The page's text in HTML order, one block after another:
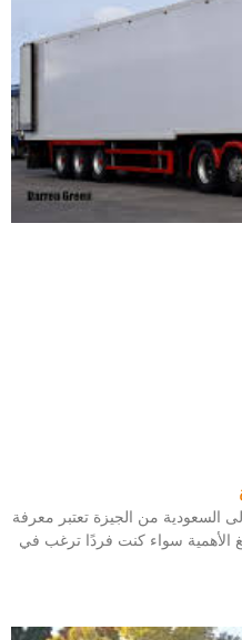
من الجيزة تعتبر معرفة
الأهمية سواء كنت فردًا ترغب في